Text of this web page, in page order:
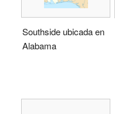
Southside ubicada en
Alabama